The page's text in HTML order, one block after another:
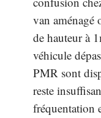
van aménagé
de hauteur à
véhicule
PMR sont
reste
fréquentation